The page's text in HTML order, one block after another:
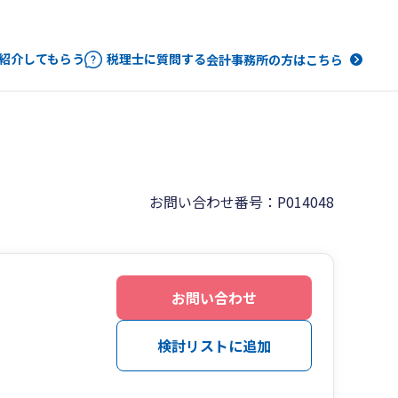
介してもらう 税理士に質問する会計事務所の方はこちら
お問い合わせ番号：P014048
お問い合わせ
検討リストに追加